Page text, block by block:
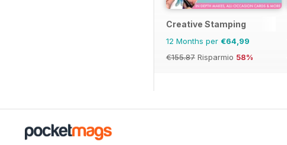
Creative Stamping
12 Months per €64,99
€155.87 Risparmio 58%